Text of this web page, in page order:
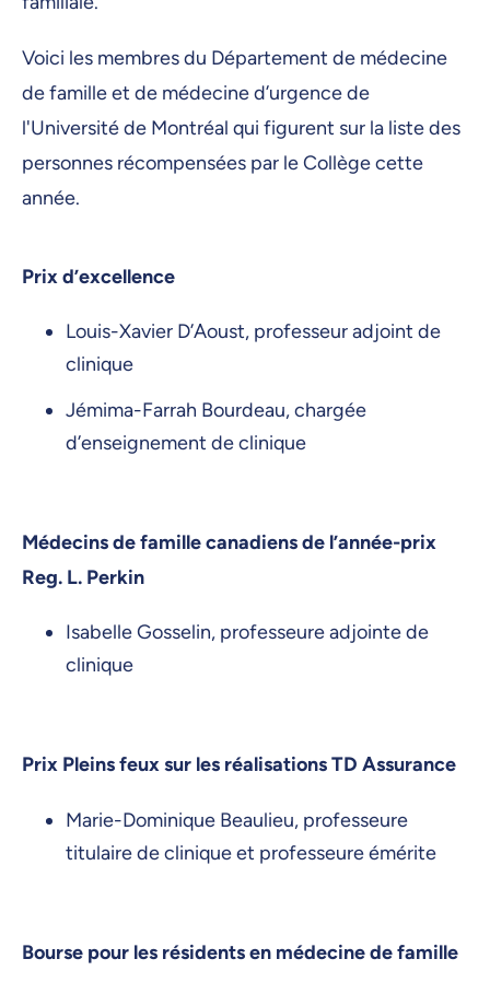
Voici les membres du Département de médecine
de famille et de médecine d’urgence de
l'Université de Montréal qui figurent sur la liste des
personnes récompensées par le Collège cette
année.
Prix d’excellence
Louis-Xavier D’Aoust, professeur adjoint de
clinique
Jémima-Farrah Bourdeau, chargée
d’enseignement de clinique
Médecins de famille canadiens de l’année-prix
Reg. L. Perkin
Isabelle Gosselin, professeure adjointe de
clinique
Prix Pleins feux sur les réalisations TD Assurance
Marie-Dominique Beaulieu, professeure
titulaire de clinique et professeure émérite
Bourse pour les résidents en médecine de famille